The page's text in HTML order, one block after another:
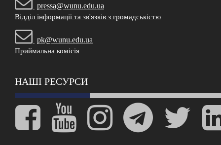
pressa@wunu.edu.ua
Відділ інформації та зв'язків з громадськістю
pk@wunu.edu.ua
Приймальна комісія
НАШІ РЕСУРСИ